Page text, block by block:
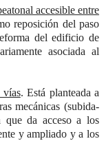
accesible entre
reposición del paso
del edificio de
asociada al
vías. Está planteada a
mecánicas (subida-
que da acceso a los
y ampliado y a los